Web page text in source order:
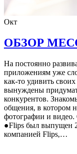
Окт
ОБЗОР
На постоянно
приложениям уже
как-то удивить
вынуждены
конкурентов.
общения, в котором
фотографии и
●Flips был выпущен
компанией Flips,…